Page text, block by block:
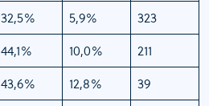
32,5% 5,9%
323
44,1% 10,0%
211
43,6% 12,8%
39